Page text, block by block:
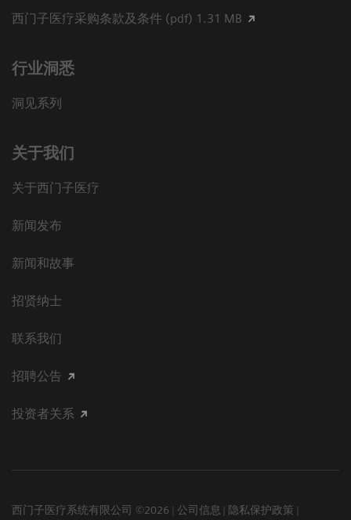
西门子医疗采购条款及条件 (pdf) 1.31 MB
行业洞悉
洞见系列
关于我们
关于西门子医疗
新闻发布
新闻和故事
招贤纳士
联系我们
招聘公告
投资者关系
西门子医疗系统有限公司 ©2026 公司信息
隐私保护政策